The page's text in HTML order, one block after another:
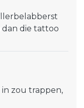
dan die tattoo
in zou trappen,